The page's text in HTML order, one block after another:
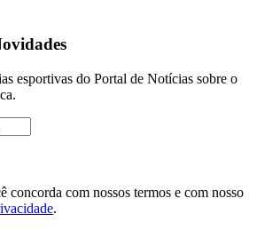
esportivas do Portal de Notícias sobre o
concorda com nossos termos e com nosso
.